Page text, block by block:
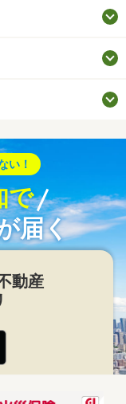
い！
で
届く
動産